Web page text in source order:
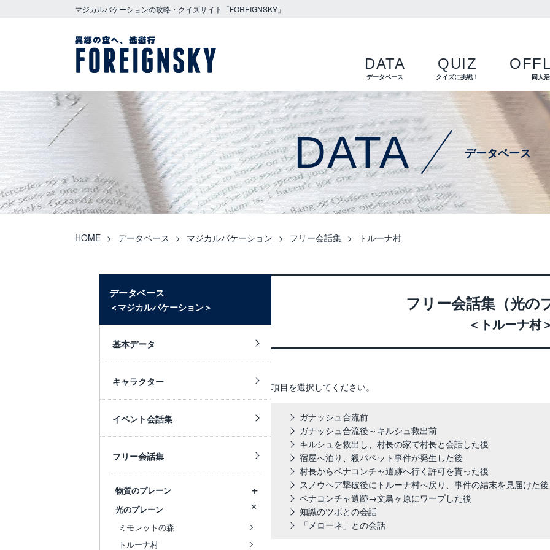
マジカルバケーションの攻略・クイズサイト「FOREIGNSKY」
DATA
データベース
QUIZ
クイズに挑戦！ 同人
DATA データベース
HOME データベース マジカルバケーション フリー会話集 トルーナ村
フリー会話集（光の
＜トルーナ村
項目を選択してください。
ガナッシュ合流前
ガナッシュ合流後～キルシュ救出前
キルシュを救出し、村長の家で村長と会話した後
宿屋へ泊り、殺パペット事件が発生した後
村長からベナコンチャ遺跡へ行く許可を貰った後
スノウヘア撃破後にトルーナ村へ戻り、事件の結末を見届けた後
ベナコンチャ遺跡→文鳥ヶ原にワープした後
知識のツボとの会話
「メローネ」との会話
データベース
＜マジカルバケーション＞
基本データ
キャラクター
イベント会話集
フリー会話集
物質のプレーン
光のプレーン
ミモレットの森
トルーナ村